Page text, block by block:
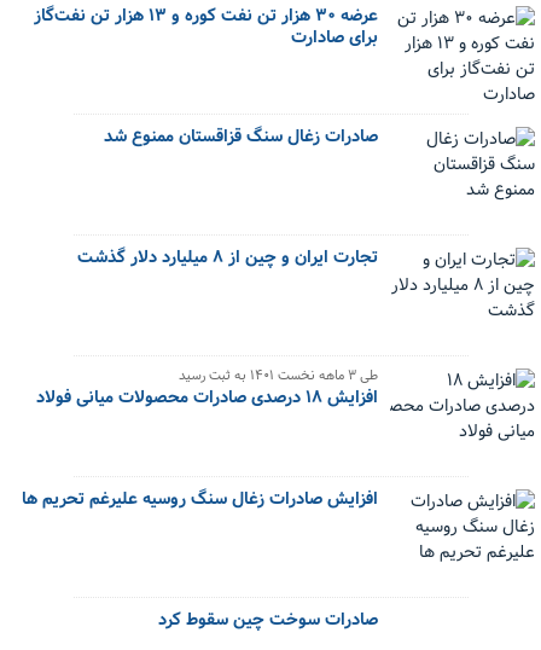
عرضه ۳۰ هزار تن نفت کوره و ۱۳ هزار تن نفت‌گاز
برای صادارت
صادرات زغال سنگ قزاقستان ممنوع شد
تجارت ایران و چین از ۸ میلیارد دلار گذشت
طی ۳ ماهه نخست ۱۴۰۱ به ثبت رسید
افزایش ۱۸ درصدی صادرات محصولات میانی فولاد
افزایش صادرات زغال سنگ روسیه علیرغم تحریم ها
صادرات سوخت چین سقوط کرد